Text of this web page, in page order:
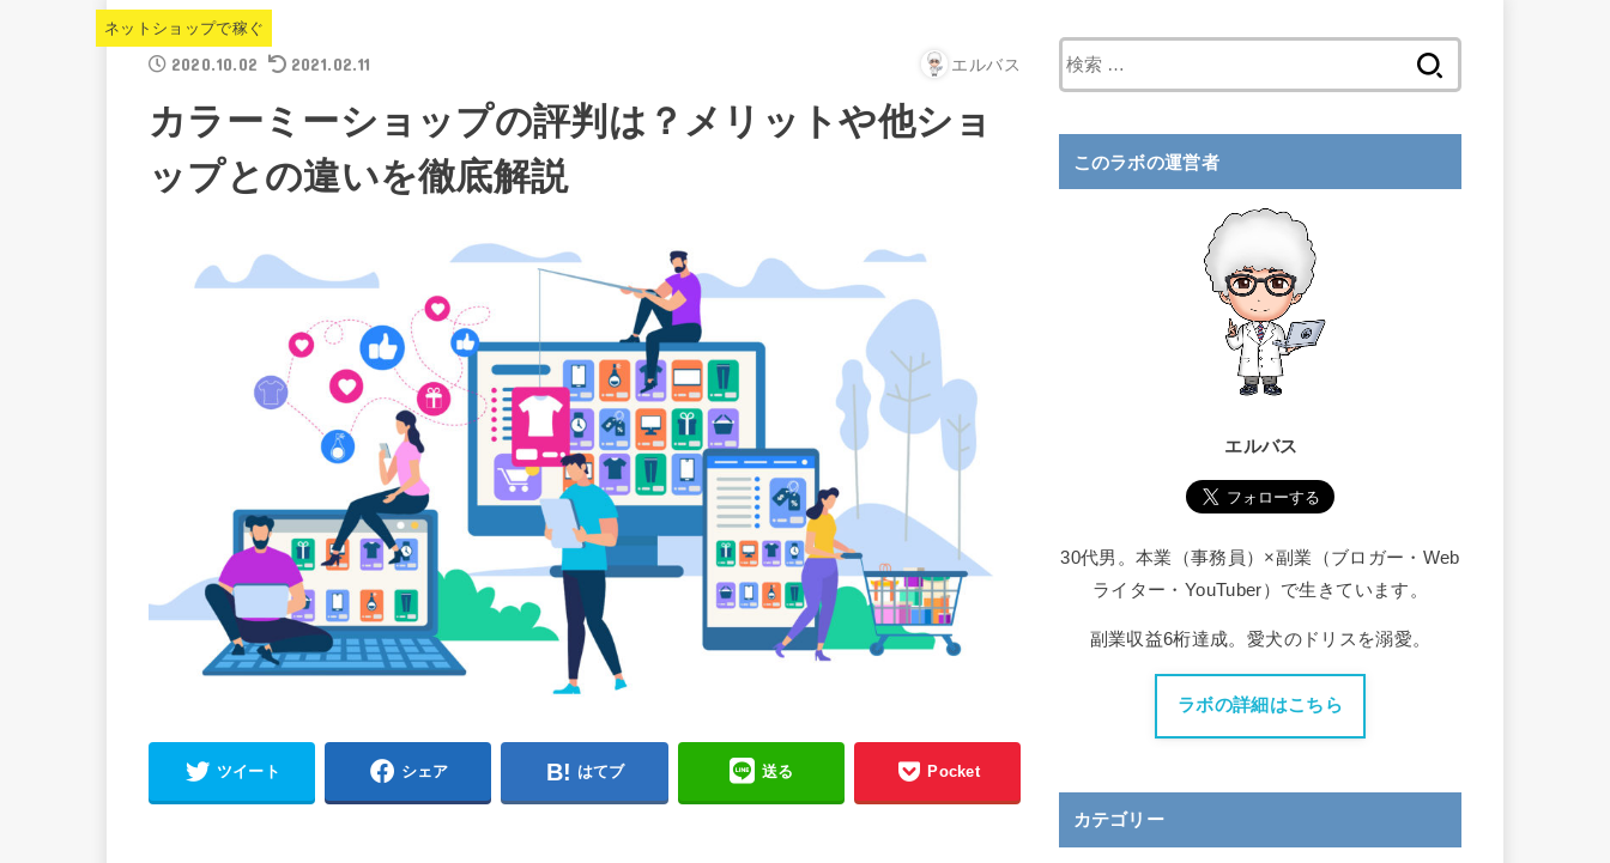
ネットショップで稼ぐ
2020.10.02 2021.02.11 エルバス
カラーミーショップの評判は？メリットや他ショ
ップとの違いを徹底解説
ツイート シェア はてブ 送る Pocket
索
このラボの運営者
エルバス
30代男。本業（事務員）×副業（ブロガー・Web
ライター・YouTuber）で生きています。
副業収益6桁達成。愛犬のドリスを溺愛。
ラボの詳細はこちら
カテゴリー